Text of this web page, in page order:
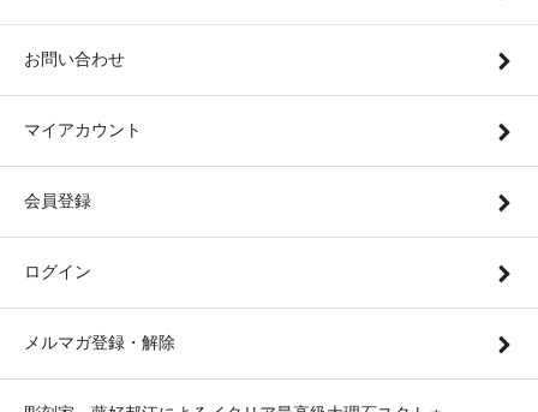
お問い合わせ
マイアカウント
会員登録
ログイン
メルマガ登録・解除